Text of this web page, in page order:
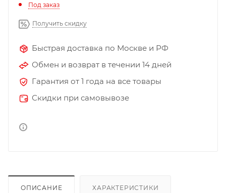
Под заказ
Получить скидку
Быстрая доставка по Москве и РФ
Обмен и возврат в течении 14 дней
Гарантия от 1 года на все товары
Скидки при самовывозе
ОПИСАНИЕ ХАРАКТЕРИСТИКИ